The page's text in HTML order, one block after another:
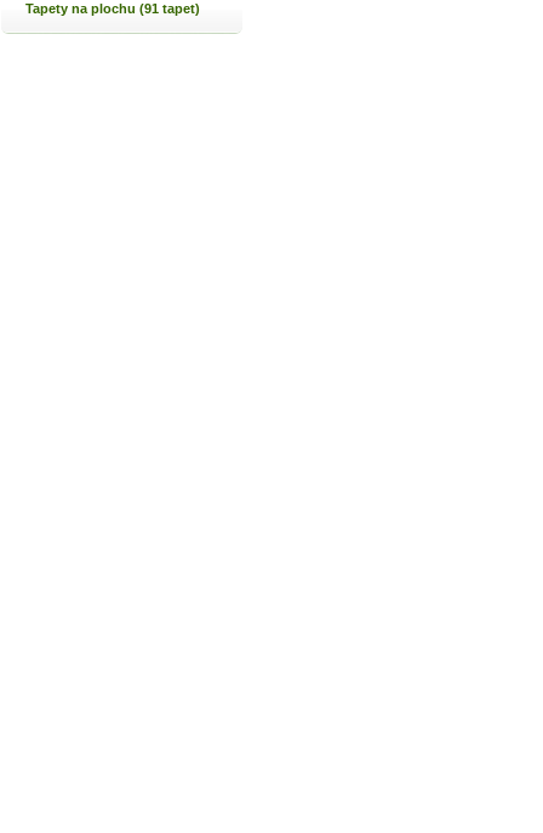
Tapety na plochu (91 tapet)